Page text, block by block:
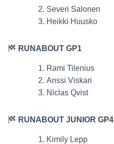
Severi Salonen
Heikki Huusko
RUNABOUT GP1
Rami Tilenius
Anssi Viskari
Niclas Qvist
RUNABOUT JUNIOR GP4
Kimily Lepp